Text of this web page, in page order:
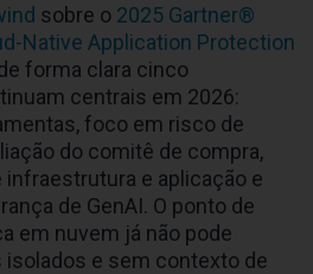
sobre o 2025 Gartner®
Native Application Protection
forma clara cinco
centrais em 2026:
foco em risco de
do comitê de compra,
e aplicação e
de GenAI. O ponto de
em nuvem já não pode
e sem contexto de